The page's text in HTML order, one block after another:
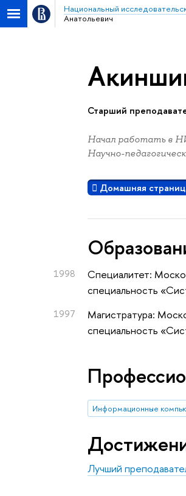
Национальный
Анатольевич
старший
Начал работать в
Научно-
Домашняя
1998
Специалитет:
специальность
1997
Магистратура:
специальность
Информационные
Лучший